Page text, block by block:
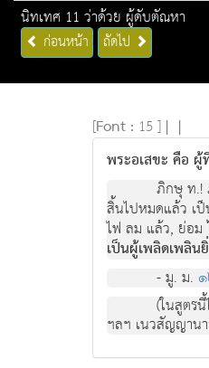
นิทเทศ 11 ว่าด้วย ผู้ดับตัณหา
ก่อนหน้า ถัดไป
[Font : 15 ] | |
พระอเสขะ คือ
ภิกษุ ท.!
สิ้นไปหมดแล้ว เ
ไฟ ลม แล้ว, ย่อม
เป็นผู้เพลิดเพลิน
- มู. ม.
(ในสูตร
ฯลฯ เนวสัญญาน